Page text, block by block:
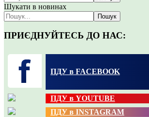
Шукати в новинах
Пошук
ПРИЄДНУЙТЕСЬ ДО НАС:
ПДУ в FACEBOOK
ПДУ в YOUTUBE
ПДУ в INSTAGRAM